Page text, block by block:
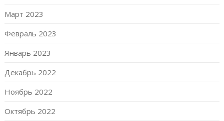
Март 2023
Февраль 2023
Январь 2023
Декабрь 2022
Ноябрь 2022
Октябрь 2022